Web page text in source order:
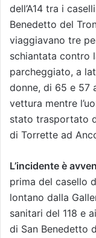
dell’A14 tra i
Benedetto del
viaggiavano tre
schiantata contro
parcheggiato, a
donne, di 65 e 57
vettura mentre
stato trasportato
di Torrette ad
L’incidente è
prima del casello
lontano dalla
sanitari del 118 e
di San Benedetto